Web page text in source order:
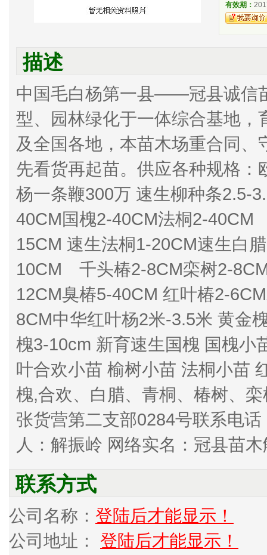
有效期：
描述
中国毛白杨第一县——冠县诚信
型、园林绿化于一体综合基地
及全国各地，本苗木场重合同
先看货再起苗。供应各种规格
杨一条鞭300万 速生柳种条2.5-
40CM国槐2-40CM法桐2-
15CM 速生法桐1-20CM速生白
10CM 千头椿2-8CM栾树2-
12CM臭椿5-40CM 红叶椿2-
8CM中华红叶杨2米-3.5米 黄金
槐3-10cm 新育速生国槐 国槐小
叶合欢小苗 榆树小苗 法桐小苗
槐,合欢、白腊、青桐、椿树、
张货营第二支部0284号联系电
人：解振岭 网络实名：冠县苗
联系方式
公司名称： 登陆后才能显示！
公司地址： 登陆后才能显示！